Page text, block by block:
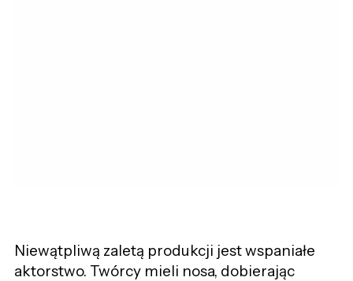
Niewątpliwą zaletą produkcji jest wspaniałe
aktorstwo. Twórcy mieli nosa, dobierając